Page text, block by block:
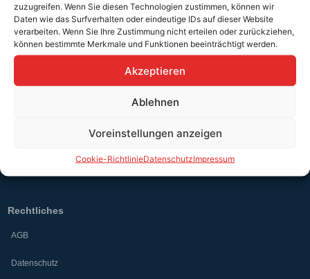
zuzugreifen. Wenn Sie diesen Technologien zustimmen, können wir
Daten wie das Surfverhalten oder eindeutige IDs auf dieser Website
verarbeiten. Wenn Sie Ihre Zustimmung nicht erteilen oder zurückziehen,
können bestimmte Merkmale und Funktionen beeinträchtigt werden.
Akzeptieren
Ablehnen
Voreinstellungen anzeigen
Cookie-RichtlinieDatenschutzImpressum
Erklärung §12 Abs. 3 UStG
Versand
Sicher bezahlen
Rechtliches
AGB
Datenschutz